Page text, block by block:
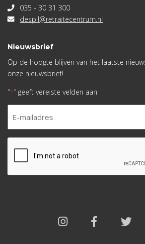
035 - 30 31 300
despil@retraitecentrum.nl
Nieuwsbrief
Op de hoogte blijven van het laatste
onze nieuwsbrief!
"*" geeft vereiste velden aan
*